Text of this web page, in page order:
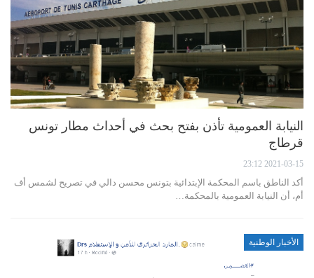
النيابة العمومية تأذن بفتح بحث في أحداث مطار تونس
قرطاج
2021-03-15 23:12
أكد الناطق باسم المحكمة الإبتدائية بتونس محسن دالي في تصريح لشمس أف
أم، أن النيابة العمومية بالمحكمة…
الأخبار الوطنية